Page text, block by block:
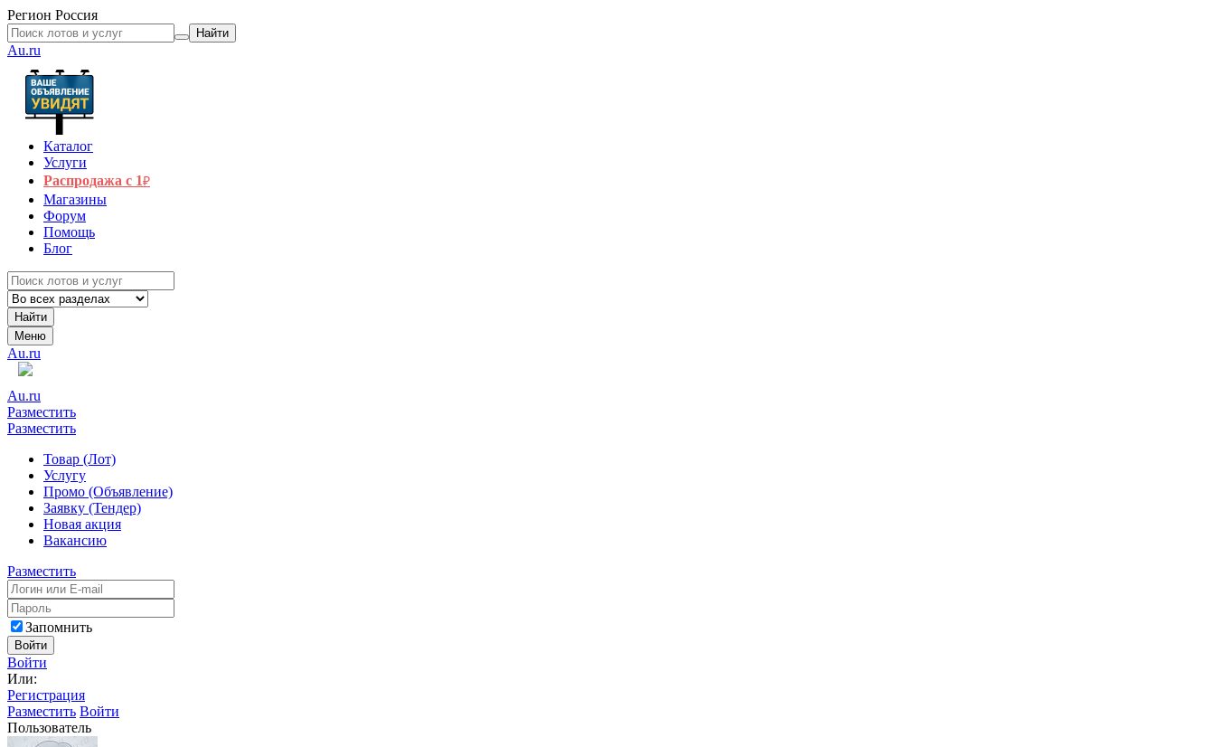
Регион Россия
Найти
Au.ru
Каталог
Услуги
Распродажа с 1₽
Магазины
Форум
Помощь
Блог
Найти
Меню
Au.ru
Au.ru
Разместить
Разместить
Товар (Лот)
Услугу
Промо (Объявление)
Заявку (Тендер)
Новая акция
Вакансию
Разместить
Запомнить
Войти
Войти
Или:
Регистрация
Разместить Войти
Пользователь